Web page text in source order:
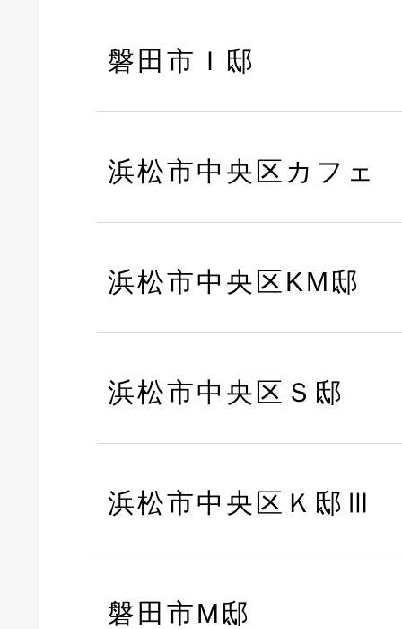
磐田市Ｉ邸
浜松市中央区カフェ
浜松市中央区KM邸
浜松市中央区Ｓ邸
浜松市中央区Ｋ邸Ⅲ
磐田市M邸